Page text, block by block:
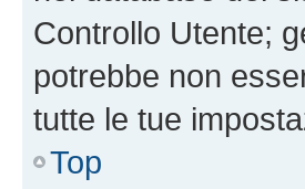
Controllo Utente;
potrebbe non
tutte le tue
Top